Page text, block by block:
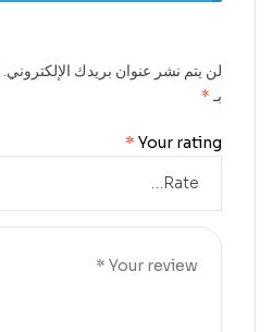
لن يتم نشر عنوان بريدك الإلكتروني.
بـ*
Your rating
*